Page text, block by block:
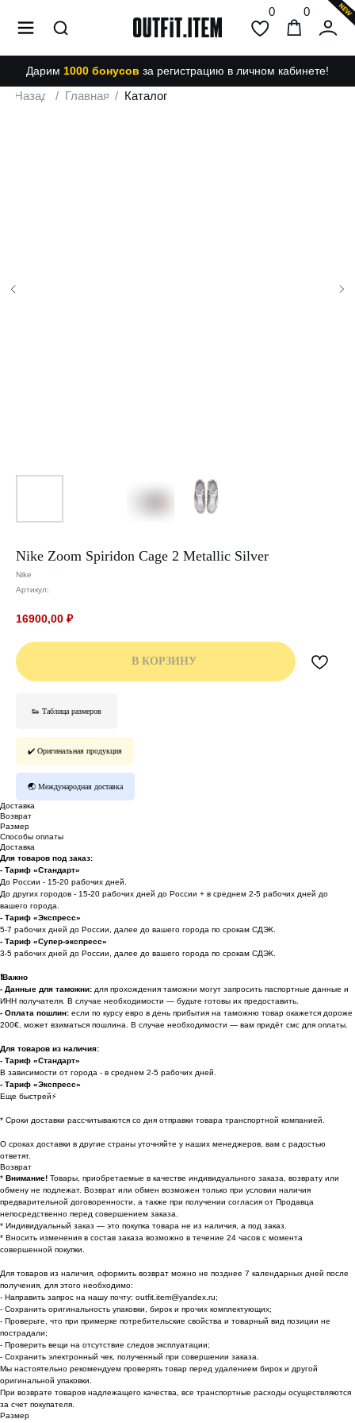
Назад Главная
/ Каталог
/
Nike Zoom Spiridon Cage 2 Metallic Silver
Nike
Артикул:
16900,00 ₽
В КОРЗИНУ
👟 Таблица размеров
✔️ Оригинальная продукция
🌏 Международная доставка
Доставка
Возврат
Размер
Способы оплаты
Доставка
Для товаров под заказ:
- Тариф «Стандарт»
До России - 15-20 рабочих дней.
До других городов - 15-20 рабочих дней до России + в среднем 2-5 рабочих дней до
вашего города.
- Тариф «Экспресс»
5-7 рабочих дней до России, далее до вашего города по срокам СДЭК.
- Тариф «Супер-экспресс»
3-5 рабочих дней до России, далее до вашего города по срокам СДЭК.
❗️Важно
- Данные для таможни: для прохождения таможни могут запросить паспортные данные и
ИНН получателя. В случае необходимости — будьте готовы их предоставить.
- Оплата пошлин: если по курсу евро в день прибытия на таможню товар окажется дороже
200€, может взиматься пошлина. В случае необходимости — вам придёт смс для оплаты.
Для товаров из наличия:
- Тариф «Стандарт»
В зависимости от города - в среднем 2-5 рабочих дней.
- Тариф «Экспресс»
Еще быстрей⚡
* Cроки доставки рассчитываются со дня отправки товара транспортной компанией.
О сроках доставки в другие страны уточняйте у наших менеджеров, вам с радостью
ответят.
Возврат
* Внимание! Товары, приобретаемые в качестве индивидуального заказа, возврату или
обмену не подлежат. Возврат или обмен возможен только при условии наличия
предварительной договоренности, а также при получении согласия от Продавца
непосредственно перед совершением заказа.
* Индивидуальный заказ — это покупка товара не из наличия, а под заказ.
* Вносить изменения в состав заказа возможно в течение 24 часов с момента
совершенной покупки.
Для товаров из наличия, оформить возврат можно не позднее 7 календарных дней после
получения, для этого необходимо:
- Направить запрос на нашу почту: outfit.item@yandex.ru;
- Сохранить оригинальность упаковки, бирок и прочих комплектующих;
- Проверьте, что при примерке потребительские свойства и товарный вид позиции не
пострадали;
- Проверить вещи на отсутствие следов эксплуатации;
- Сохранить электронный чек, полученный при совершении заказа.
Мы настоятельно рекомендуем проверять товар перед удалением бирок и другой
оригинальной упаковки.
При возврате товаров надлежащего качества, все транспортные расходы осуществляются
за счет покупателя.
Размер